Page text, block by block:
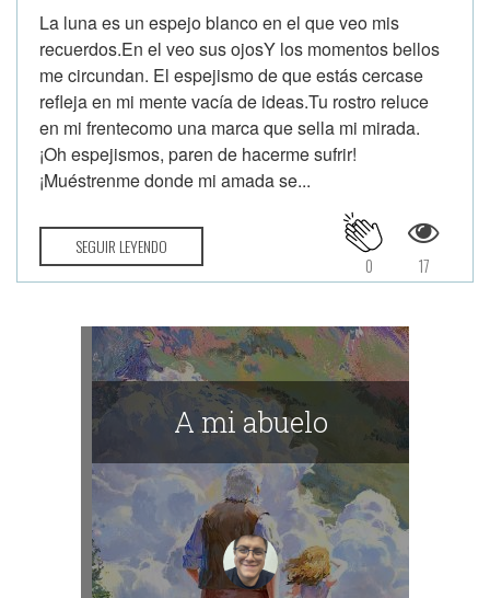
La luna es un espejo blanco en el que veo mis
recuerdos.En el veo sus ojosY los momentos bellos
me circundan. El espejismo de que estás cercase
refleja en mi mente vacía de ideas.Tu rostro reluce
en mi frentecomo una marca que sella mi mirada.
¡Oh espejismos, paren de hacerme sufrir!
¡Muéstrenme donde mi amada se...
SEGUIR LEYENDO
17
0
A mi abuelo